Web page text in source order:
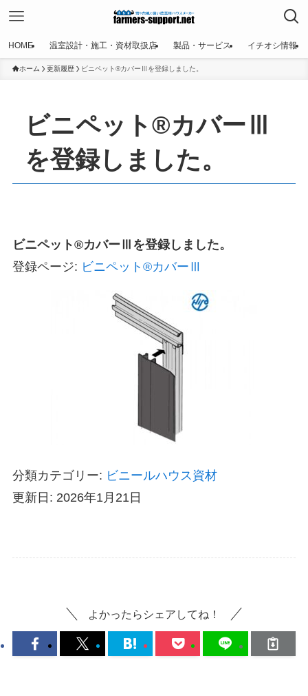
HOME 温室設計・施工・資材取扱店 製品・サービス イチオシ情報
ホーム 更新履歴 ビニペット®カバーⅢを登録しました。
ビニペット®カバーⅢ
を登録しました。
ビニペット®カバーⅢを登録しました。
登録ページ: ビニペット®カバーⅢ
分類カテゴリー: ビニールハウス資材
更新日: 2026年1月21日
よかったらシェアしてね！